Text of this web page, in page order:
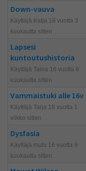
Down-vauva
Käyttäjä Katja 18 vuotta 3
kuukautta sitten
Lapsesi
kuntoutushistoria
Käyttäjä Taina 16 vuotta 8
kuukautta sitten
Vammaistuki alle 16v
Käyttäjä Tarja 18 vuotta 1
viikko sitten
Dysfasia
Käyttäjä mutu 16 vuotta 9
kuukautta sitten